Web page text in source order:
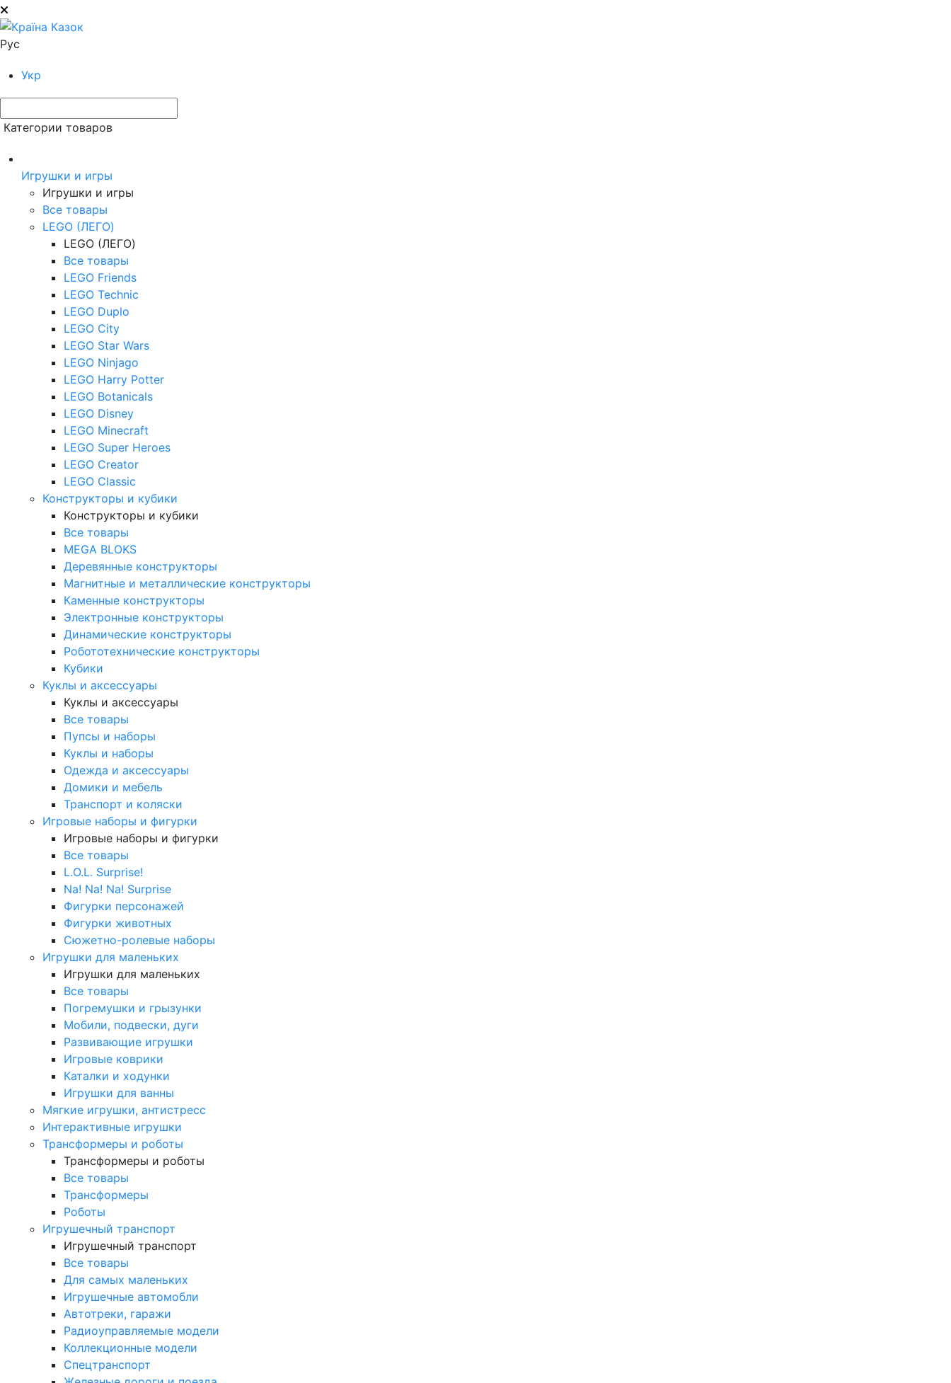
Рус
Укр
Категории товаров
Игрушки и игры
Игрушки и игры
Все товары
LEGO (ЛЕГО)
LEGO (ЛЕГО)
Все товары
LEGO Friends
LEGO Technic
LEGO Duplo
LEGO City
LEGO Star Wars
LEGO Ninjago
LEGO Harry Potter
LEGO Botanicals
LEGO Disney
LEGO Minecraft
LEGO Super Heroes
LEGO Creator
LEGO Classic
Конструкторы и кубики
Конструкторы и кубики
Все товары
MEGA BLOKS
Деревянные конструкторы
Магнитные и металлические конструкторы
Каменные конструкторы
Электронные конструкторы
Динамические конструкторы
Робототехнические конструкторы
Кубики
Куклы и аксессуары
Куклы и аксессуары
Все товары
Пупсы и наборы
Куклы и наборы
Одежда и аксессуары
Домики и мебель
Транспорт и коляски
Игровые наборы и фигурки
Игровые наборы и фигурки
Все товары
L.O.L. Surprise!
Na! Na! Na! Surprise
Фигурки персонажей
Фигурки животных
Сюжетно-ролевые наборы
Игрушки для маленьких
Игрушки для маленьких
Все товары
Погремушки и грызунки
Мобили, подвески, дуги
Развивающие игрушки
Игровые коврики
Каталки и ходунки
Игрушки для ванны
Мягкие игрушки, антистресс
Интерактивные игрушки
Трансформеры и роботы
Трансформеры и роботы
Все товары
Трансформеры
Роботы
Игрушечный транспорт
Игрушечный транспорт
Все товары
Для самых маленьких
Игрушечные автомобли
Автотреки, гаражи
Радиоуправляемые модели
Коллекционные модели
Спецтранспорт